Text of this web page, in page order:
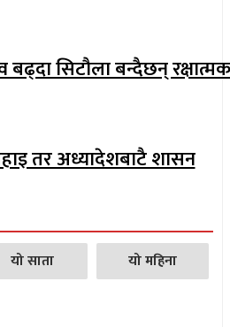
बढ्दा सिटौला बन्दैछन्
तर अध्यादेशबाटै शासन
यो साता यो महिना